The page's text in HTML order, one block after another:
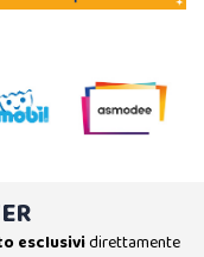
esclusividirettamente